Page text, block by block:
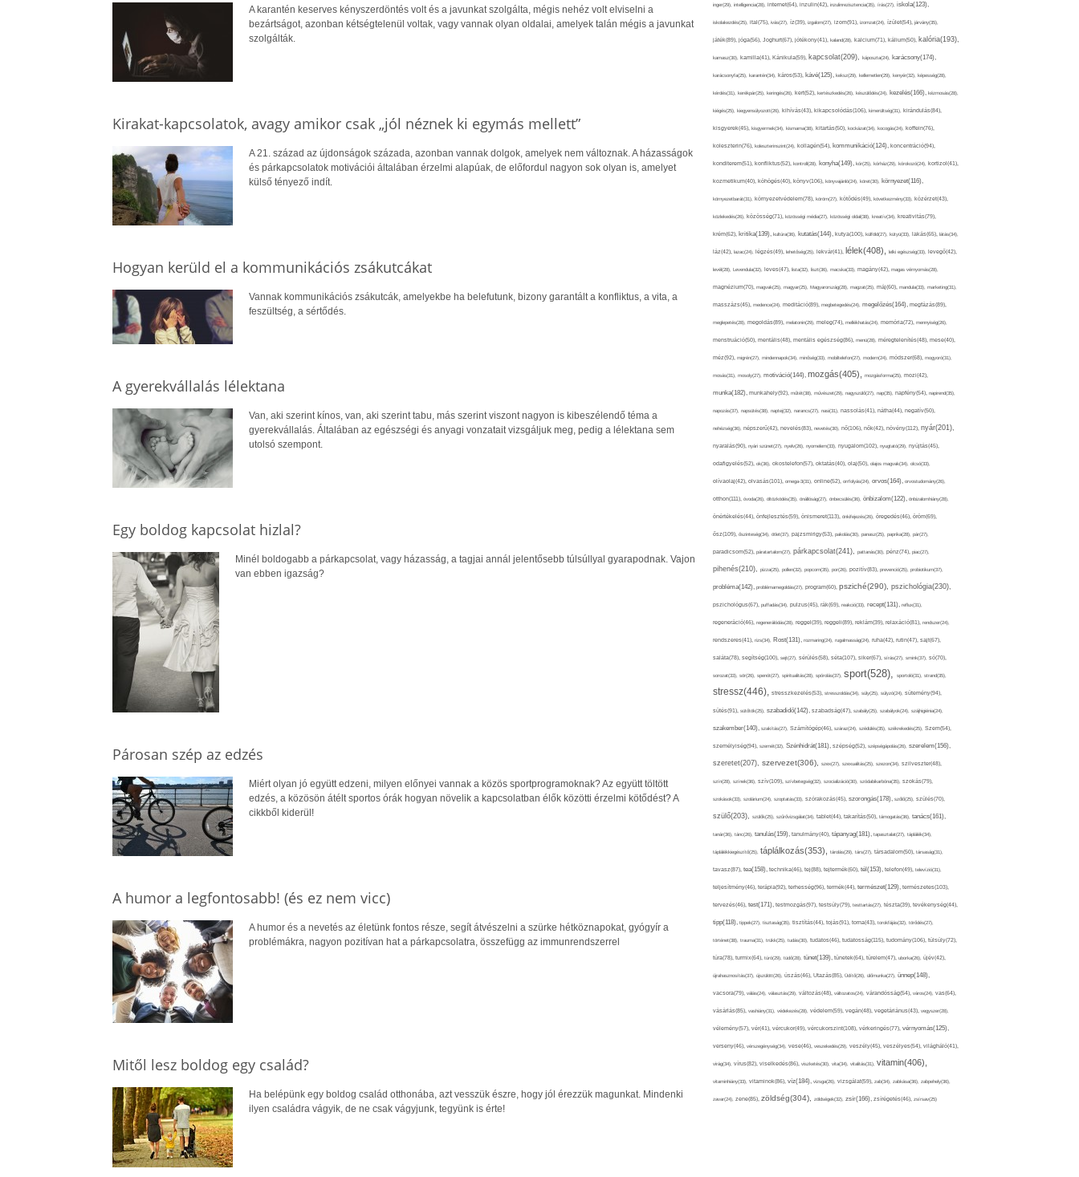
A karantén keserves kényszerdöntés volt és a javunkat szolgálta, mégis nehéz volt elviselni a
bezártságot, azonban kétségtelenül voltak, vagy vannak olyan oldalai, amelyek talán mégis a javunkat
szolgálták.
Kirakat-kapcsolatok, avagy amikor csak „jól néznek ki egymás mellett”
A 21. század az újdonságok százada, azonban vannak dolgok, amelyek nem változnak. A házasságok
és párkapcsolatok motivációi általában érzelmi alapúak, de előfordul nagyon sok olyan is, amelyet
külső tényező indít.
Hogyan kerüld el a kommunikációs zsákutcákat
Vannak kommunikációs zsákutcák, amelyekbe ha belefutunk, bizony garantált a konfliktus, a vita, a
feszültség, a sértődés.
A gyerekvállalás lélektana
Van, aki szerint kínos, van, aki szerint tabu, más szerint viszont nagyon is kibeszélendő téma a
gyerekvállalás. Általában az egészségi és anyagi vonzatait vizsgáljuk meg, pedig a lélektana sem
utolsó szempont.
Egy boldog kapcsolat hizlal?
Minél boldogabb a párkapcsolat, vagy házasság, a tagjai annál jelentősebb túlsúllyal gyarapodnak. Vajon
van ebben igazság?
Párosan szép az edzés
Miért olyan jó együtt edzeni, milyen előnyei vannak a közös sportprogramoknak? Az együtt töltött
edzés, a közösön átélt sportos órák hogyan növelik a kapcsolatban élők közötti érzelmi kötődést? A
cikkből kiderül!
A humor a legfontosabb! (és ez nem vicc)
A humor és a nevetés az életünk fontos része, segít átvészelni a szürke hétköznapokat, gyógyír a
problémákra, nagyon pozitívan hat a párkapcsolatra, összefügg az immunrendszerrel
Mitől lesz boldog egy család?
Ha belépünk egy boldog család otthonába, azt vesszük észre, hogy jól érezzük magunkat. Mindenki
ilyen családra vágyik, de ne csak vágyjunk, tegyünk is érte!
inger(29), intelligencia(28), internet(64), inzulin(42), inzulinrezisztencia(35), írás(27), iskola(123),
iskolakezdés(25), ital(75), ivás(27), íz(39), izgalom(27), izom(91), izomzat(24), ízület(54), járvány(35),
játék(89), jóga(56), Joghurt(67), jótékony(41), kaland(28), kalcium(71), kálium(50), kalória(193),
kamasz(30), kamilla(41), Kánikula(59), kapcsolat(209), káposzta(24), karácsony(174),
karácsonyfa(25), karantén(34), káros(53), kávé(125), keksz(29), kellemetlen(29), kenyér(32), képesség(28),
kérdés(31), kerékpár(25), keringés(26), kert(52), kertészkedés(26), készülődés(24), kezelés(166), kézmosás(28),
kiégés(25), kiegyensúlyozott(26), kihívás(43), kikapcsolódás(106), kimerültség(31), kirándulás(84),
kisgyerek(45), kisgyermek(34), kismama(38), kitartás(50), kockázat(34), kocogás(24), koffein(76),
koleszterin(76), koleszterinszint(24), kollagén(54), kommunikáció(124), koncentráció(94),
konditerem(51), konfliktus(52), kontroll(28), konyha(149), kór(25), kórház(29), kórokozó(24), kortizol(41),
kozmetikum(40), köhögés(40), könyv(106), könyvajánló(24), köret(30), környezet(116),
környezetbarát(31), környezetvédelem(78), köröm(27), kötődés(49), következmény(33), közérzet(43),
közlekedés(26), közösség(71), közösségi média(27), közösségi oldal(38), kreatív(34), kreativitás(79),
krém(62), kritika(139), kultúra(36), kutatás(144), kutya(100), külföld(27), kütyü(33), lakás(65), látás(34),
láz(42), lazac(24), légzés(49), lehetőség(25), lekvár(41), lélek(408), lelki egészség(33), levegő(42),
levél(28), Levendula(32), leves(47), lista(32), liszt(36), macska(33), magány(42), magas vérnyomás(28),
magnézium(70), magvak(25), magyar(25), Magyarország(28), magzat(25), máj(60), mandula(33), marketing(31),
masszázs(45), medence(24), meditáció(89), megbetegedés(24), megelőzés(164), megfázás(89),
meglepetés(28), megoldás(89), melatonin(29), meleg(74), mellékhatás(24), memória(72), mennyiség(26),
menstruáció(50), mentális(48), mentális egészség(86), menü(28), méregtelenítés(48), mese(40),
méz(92), migrén(27), mindennapok(34), minőség(33), mobiltelefon(27), modern(24), módszer(68), mogyoró(31),
mosás(31), mosoly(27), motiváció(144), mozgás(405), mozgásforma(25), mozi(42),
munka(182), munkahely(92), műtét(38), művészet(29), nagyszülő(27), nap(35), napfény(54), napirend(35),
napozás(37), napsütés(38), naptej(32), narancs(27), nasi(31), nassolás(41), nátha(44), negatív(50),
nehézség(36), népszerű(42), nevelés(83), nevetés(30), nő(106), nők(42), növény(112), nyár(201),
nyaralás(90), nyári szünet(27), nyelv(26), nyomelem(33), nyugalom(102), nyugtató(29), nyújtás(45),
odafigyelés(52), ok(36), okostelefon(57), oktatás(40), olaj(50), olajos magvak(34), olcsó(33),
olívaolaj(42), olvasás(101), omega-3(31), online(52), orrfolyás(24), orvos(164), orvostudomány(26),
otthon(111), óvoda(26), öltözködés(35), önállóság(27), önbecsülés(36), önbizalom(122), önbizalomhiány(28),
önértékelés(44), önfejlesztés(59), önismeret(113), önkifejezés(26), öregedés(46), öröm(69),
ősz(109), őszinteség(34), ötlet(37), pajzsmirigy(53), pakolás(30), panasz(25), paprika(28), pár(27),
paradicsom(52), páratartalom(27), párkapcsolat(241), pattanás(30), pénz(74), piac(27),
pihenés(210), pizza(25), pollen(32), popcorn(35), por(26), pozitív(83), prevenció(25), probiotikum(37),
probléma(142), problémamegoldás(27), program(60), psziché(290), pszichológia(230),
pszichológus(67), puffadás(34), pulzus(45), rák(69), reakció(33), recept(131), reflux(31),
regeneráció(46), regenerálódás(28), reggel(39), reggeli(89), reklám(39), relaxáció(81), rendszer(24),
rendszeres(41), rizs(34), Rost(131), rozmaring(24), rugalmasság(24), ruha(42), rutin(47), sajt(67),
saláta(78), segítség(100), sejt(27), sérülés(58), séta(107), siker(67), sírás(27), smink(37), só(70),
sorozat(33), sör(26), spenót(27), spiritualitás(28), spórolás(37), sport(528), sportoló(31), strand(35),
stressz(446), stresszkezelés(53), stresszoldás(34), súly(25), súlyzó(24), sütemény(94),
sütés(91), sütőtök(25), szabadidő(142), szabadság(47), szabály(25), szabályok(24), szájhigiénia(24),
szakember(140), szakítás(27), Számítógép(46), száraz(24), szédülés(35), székrekedés(25), Szem(54),
személyiség(94), szemét(32), Szénhidrát(181), szépség(52), szépségápolás(26), szerelem(156),
szeretet(207), szervezet(306), szex(27), szexualitás(25), szezon(34), szilveszter(48),
szín(28), színek(36), szív(109), szívbetegség(32), szocializáció(30), szódabikarbóna(35), szokás(79),
szokások(33), szolárium(24), szoptatás(33), szórakozás(45), szorongás(178), szőlő(25), szülés(70),
szülő(203), szülők(25), szűrővizsgálat(34), tablet(44), takarítás(50), támogatás(36), tanács(161),
tanár(36), tánc(26), tanulás(159), tanulmány(40), tápanyag(181), tapasztalat(27), táplálék(34),
táplálékkiegészítő(25), táplálkozás(353), tárolás(29), társ(27), társadalom(50), társaság(31),
tavasz(87), tea(158), technika(46), tej(88), tejtermék(60), tél(153), telefon(49), televízió(31),
teljesítmény(46), terápia(92), terhesség(96), termék(44), természet(129), természetes(103),
tervezés(46), test(171), testmozgás(97), testsúly(79), testtartás(27), tészta(39), tevékenység(44),
tipp(118), tippek(27), tisztaság(35), tisztítás(44), tojás(91), torna(43), torokfájás(32), törődés(27),
történet(38), trauma(31), trükk(25), tudás(30), tudatos(46), tudatosság(115), tudomány(106), túlsúly(72),
túra(78), turmix(64), túró(29), tüdő(28), tünet(139), tünetek(64), türelem(47), uborka(26), újév(42),
újrahasznosítás(37), újszülött(26), úszás(46), Utazás(85), Üdítő(26), ülőmunka(27), ünnep(148),
vacsora(79), válás(24), választás(29), változás(48), változatos(24), várandósság(54), város(24), vas(64),
vásárlás(85), vashiány(31), védekezés(28), védelem(59), vegán(48), vegetáriánus(43), vegyszer(28),
vélemény(57), vér(41), vércukor(49), vércukorszint(108), vérkeringés(77), vérnyomás(125),
verseny(46), vérszegénység(34), vese(46), veszekedés(29), veszély(45), veszélyes(54), világháló(41),
virág(34), vírus(82), viselkedés(86), viszketés(30), vita(34), vitalitás(31), vitamin(406),
vitaminhiány(33), vitaminok(86), víz(184), vizsga(26), vizsgálat(59), zab(34), zabkása(36), zabpehely(36),
zavar(24), zene(85), zöldség(304), zöldségek(32), zsír(166), zsírégetés(46), zsírsav(25)